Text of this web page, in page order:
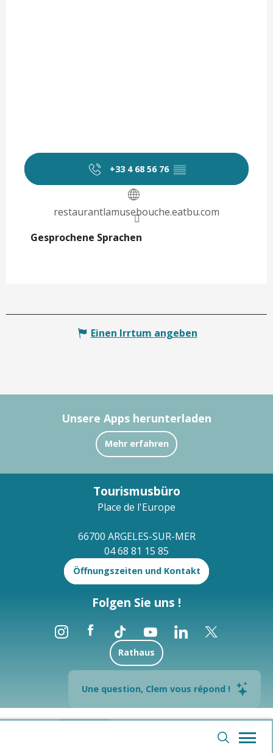
+33 4 68 56 76 ▒▒
restaurantlamusebouche.eatbu.com
Gesprochene Sprachen
Gesprochene Sprachen
Einen Irrtum angeben
Une question, Clem vous répond !
Unsere Apps herunterladen
Mehr erfahren
Tourismusbüro
Place de l'Europe
66700 ARGELES-SUR-MER
04 68 81 15 85
Öffnungszeiten und Kontakt
Folgen Sie uns !
Rathaus
Brochures